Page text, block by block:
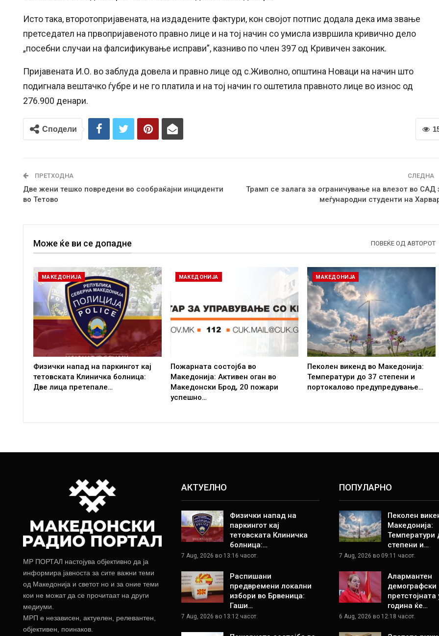
Исто така, второтопријавената, на издадените фактури, кон својот потпис додала дека има звање
претседател на првопријавеното правно лице и на тој начин со умисла извршила кривично дело
„посебни случаи на фалсификување исправи”, казниво по член 397 од Кривичен законик.
Пријавената И.О. во заблуда довела и правно лице од с.Живолно, општина Новаци на начин што
подигнала вештачко ѓубре и не го платила и на тој начин го оштетила правното лице во износ од
276.900 денари.
Сподели
ПРЕТХОДНА
Две жени тешко повредени во сообраќајни инциденти
во Тетово
СЛЕДНА
Трамп се залага за ограничување на влезот во САД
меѓународни студенти на
Може ќе ви се допадне ПОВЕЌЕ ОД АВТОРОТ
МАКЕДОНИЈА
Физички напад на паркингот кај
тетовската Клиничка болница:
Две лица претепале…
МАКЕДОНИЈА
Пожарната состојба во
Македонија: Активен оган во
Македонски Брод, 20 пожари
успешно…
МАКЕДОНИЈА
Пеколен викенд во Македонија:
Температури до 37 степени и
портокалово предупредување…
МР ПОРТАЛ настојува објективно да ја
информира јавноста за сите важни теми
од Македонија и светот но и за оние теми
кои не можат да се прочитаат на други
медиуми.
МРП е независен, актуелен, релевантен,
објективен, поинаков.
АКТУЕЛНО
Физички напад на
паркингот кај
тетовската Клиничка
болница:…
7 Aug, 2026 во 13:16 часот.
Распишани
предвремени локални
избори во Брвеница:
Гаши…
7 Aug, 2026 во 13:12 часот.
ПОПУЛАРНО
Пеколен
Македонија:
Температури
степени и…
7 Aug, 2026 во 09:11 часот.
Алармантен
демографски
претстојната
година ќе…
6 Aug, 2026 во 12:18 часот.